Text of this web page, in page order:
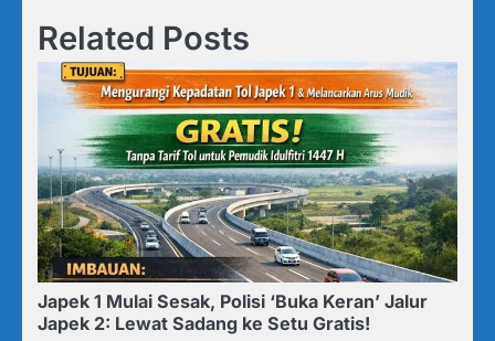
Related Posts
Japek 1 Mulai Sesak, Polisi ‘Buka Keran’ Jalur
Japek 2: Lewat Sadang ke Setu Gratis!